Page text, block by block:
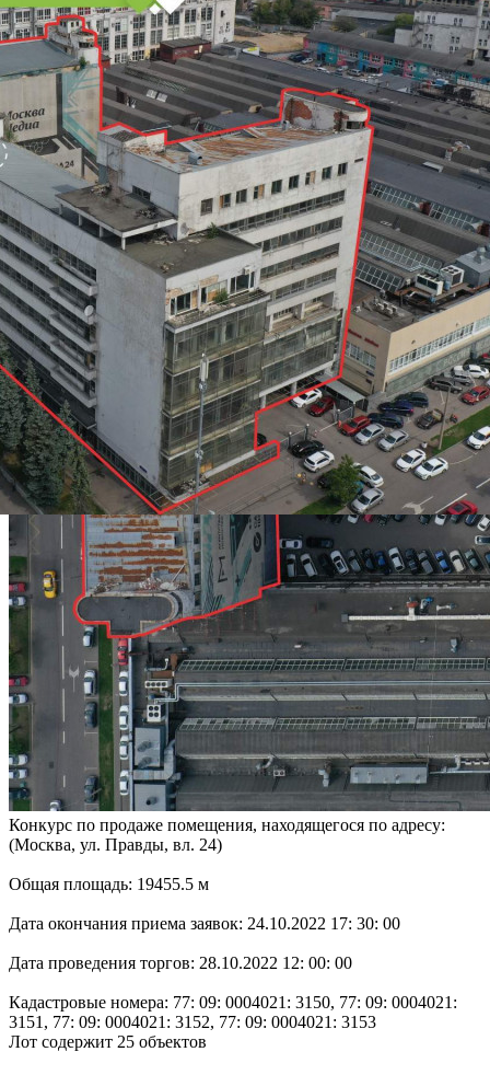
Конкурс по продаже помещения, находящегося по адресу:
(Москва, ул. Правды, вл. 24)
Общая площадь: 19455.5 м
Дата окончания приема заявок: 24.10.2022 17: 30: 00
Дата проведения торгов: 28.10.2022 12: 00: 00
Кадастровые номера: 77: 09: 0004021: 3150, 77: 09: 0004021:
3151, 77: 09: 0004021: 3152, 77: 09: 0004021: 3153
Лот содержит 25 объектов